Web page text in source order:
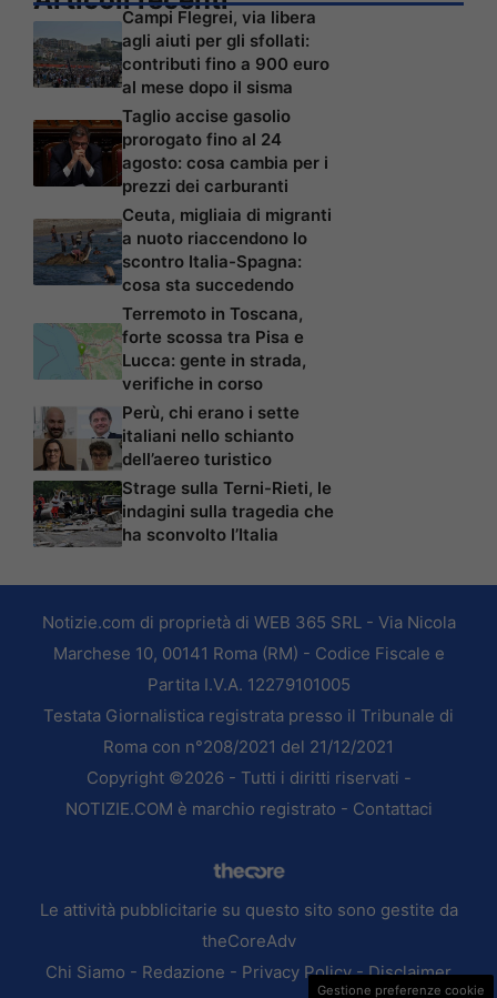
Campi Flegrei, via libera
agli aiuti per gli sfollati:
contributi fino a 900 euro
al mese dopo il sisma
Taglio accise gasolio
prorogato fino al 24
agosto: cosa cambia per i
prezzi dei carburanti
Ceuta, migliaia di migranti
a nuoto riaccendono lo
scontro Italia-Spagna:
cosa sta succedendo
Terremoto in Toscana,
forte scossa tra Pisa e
Lucca: gente in strada,
verifiche in corso
Perù, chi erano i sette
italiani nello schianto
dell’aereo turistico
Strage sulla Terni-Rieti, le
indagini sulla tragedia che
ha sconvolto l’Italia
Notizie.com di proprietà di WEB 365 SRL - Via Nicola
Marchese 10, 00141 Roma (RM) - Codice Fiscale e
Partita I.V.A. 12279101005
Testata Giornalistica registrata presso il Tribunale di
Roma con n°208/2021 del 21/12/2021
Copyright ©2026 - Tutti i diritti riservati -
NOTIZIE.COM è marchio registrato - Contattaci
Le attività pubblicitarie su questo sito sono gestite da
theCoreAdv
Chi Siamo - Redazione - Privacy Policy-Disclaimer
Gestione preferenze cookie